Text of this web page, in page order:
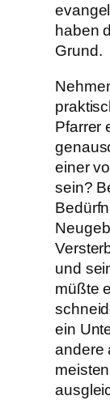
haben
Grund.
Pfarrer
einer
sein?
und
müßte
ein
andere